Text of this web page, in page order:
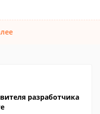
разработчика